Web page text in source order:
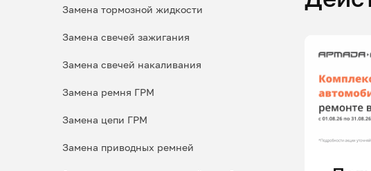
Замена тормозной жидкости
Замена свечей зажигания
Замена свечей накаливания
Замена ремня ГРМ
Замена цепи ГРМ
Замена приводных ремней